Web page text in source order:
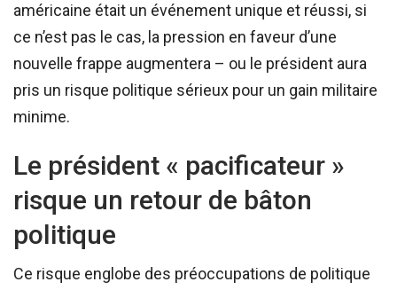
américaine était un événement unique et réussi, si
ce n’est pas le cas, la pression en faveur d’une
nouvelle frappe augmentera – ou le président aura
pris un risque politique sérieux pour un gain militaire
minime.
Le président « pacificateur »
risque un retour de bâton
politique
Ce risque englobe des préoccupations de politique